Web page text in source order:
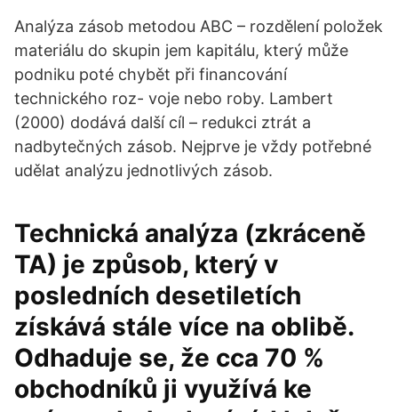
Analýza zásob metodou ABC – rozdělení položek
materiálu do skupin jem kapitálu, který může
podniku poté chybět při financování
technického roz- voje nebo roby. Lambert
(2000) dodává další cíl – redukci ztrát a
nadbytečných zásob. Nejprve je vždy potřebné
udělat analýzu jednotlivých zásob.
Technická analýza (zkráceně
TA) je způsob, který v
posledních desetiletích
získává stále více na oblibě.
Odhaduje se, že cca 70 %
obchodníků ji využívá ke